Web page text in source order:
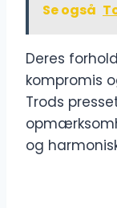
Se også
Deres
kompromis
Trods
og